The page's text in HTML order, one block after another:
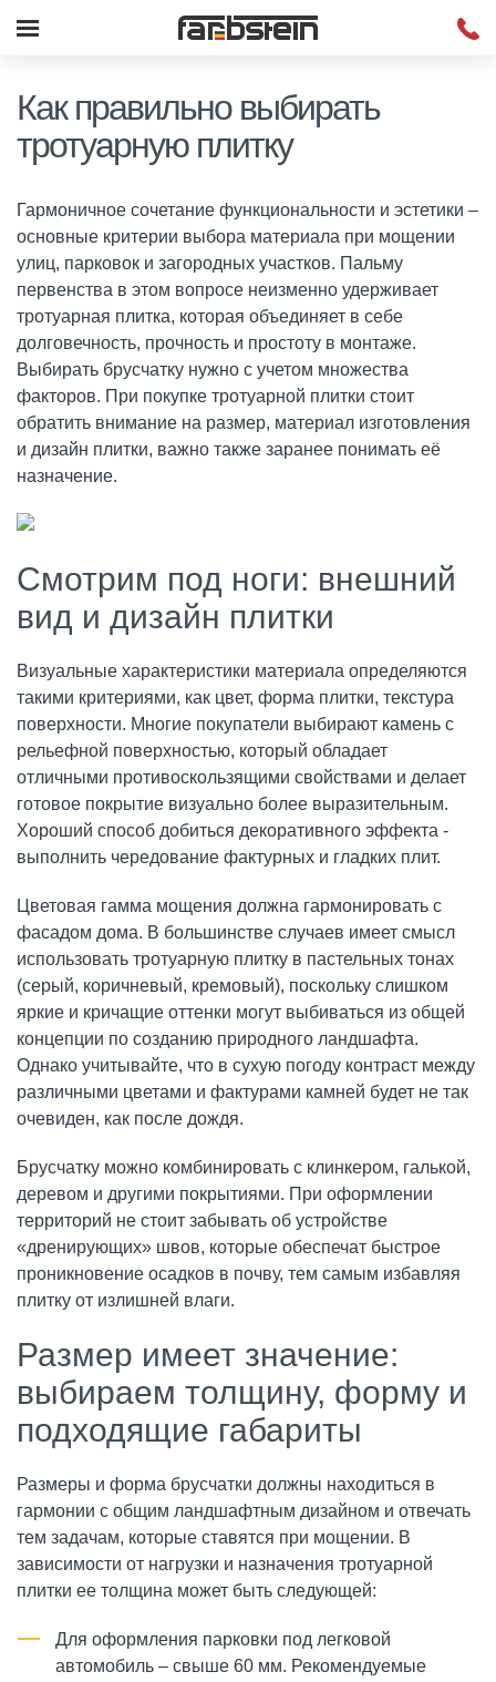
Как правильно выбирать
тротуарную плитку
Гармоничное сочетание функциональности и эстетики –
основные критерии выбора материала при мощении
улиц, парковок и загородных участков. Пальму
первенства в этом вопросе неизменно удерживает
тротуарная плитка, которая объединяет в себе
долговечность, прочность и простоту в монтаже.
Выбирать брусчатку нужно с учетом множества
факторов. При покупке тротуарной плитки стоит
обратить внимание на размер, материал изготовления
и дизайн плитки, важно также заранее понимать её
назначение.
Смотрим под ноги: внешний
вид и дизайн плитки
Визуальные характеристики материала определяются
такими критериями, как цвет, форма плитки, текстура
поверхности. Многие покупатели выбирают камень с
рельефной поверхностью, который обладает
отличными противоскользящими свойствами и делает
готовое покрытие визуально более выразительным.
Хороший способ добиться декоративного эффекта -
выполнить чередование фактурных и гладких плит.
Цветовая гамма мощения должна гармонировать с
фасадом дома. В большинстве случаев имеет смысл
использовать тротуарную плитку в пастельных тонах
(серый, коричневый, кремовый), поскольку слишком
яркие и кричащие оттенки могут выбиваться из общей
концепции по созданию природного ландшафта.
Однако учитывайте, что в сухую погоду контраст между
различными цветами и фактурами камней будет не так
очевиден, как после дождя.
Брусчатку можно комбинировать с клинкером, галькой,
деревом и другими покрытиями. При оформлении
территорий не стоит забывать об устройстве
«дренирующих» швов, которые обеспечат быстрое
проникновение осадков в почву, тем самым избавляя
плитку от излишней влаги.
Размер имеет значение:
выбираем толщину, форму и
подходящие габариты
Размеры и форма брусчатки должны находиться в
гармонии с общим ландшафтным дизайном и отвечать
тем задачам, которые ставятся при мощении. В
зависимости от нагрузки и назначения тротуарной
плитки ее толщина может быть следующей:
Для оформления парковки под легковой
автомобиль – свыше 60 мм. Рекомендуемые